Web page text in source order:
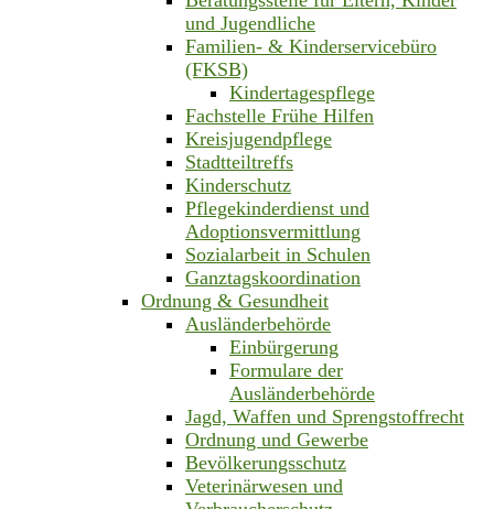
und Jugendliche
Familien- & Kinderservicebüro
(FKSB)
Kindertagespflege
Fachstelle Frühe Hilfen
Kreisjugendpflege
Stadtteiltreffs
Kinderschutz
Pflegekinderdienst und
Adoptionsvermittlung
Sozialarbeit in Schulen
Ganztagskoordination
Ordnung & Gesundheit
Ausländerbehörde
Einbürgerung
Formulare der
Ausländerbehörde
Jagd, Waffen und Sprengstoffrecht
Ordnung und Gewerbe
Bevölkerungsschutz
Veterinärwesen und